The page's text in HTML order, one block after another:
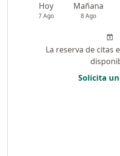
Hoy
7 Ago
Mañana
8 Ago
La reserva de citas
Solicita